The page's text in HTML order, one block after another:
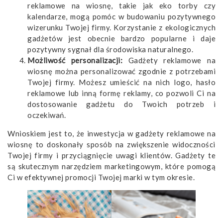
reklamowe na wiosnę, takie jak eko torby czy
kalendarze, mogą pomóc w budowaniu pozytywnego
wizerunku Twojej firmy. Korzystanie z ekologicznych
gadżetów jest obecnie bardzo popularne i daje
pozytywny sygnał dla środowiska naturalnego.
Możliwość personalizacji: Gadżety reklamowe na
wiosnę można personalizować zgodnie z potrzebami
Twojej firmy. Możesz umieścić na nich logo, hasło
reklamowe lub inną formę reklamy, co pozwoli Ci na
dostosowanie gadżetu do Twoich potrzeb i
oczekiwań.
Wnioskiem jest to, że inwestycja w gadżety reklamowe na
wiosnę to doskonały sposób na zwiększenie widoczności
Twojej firmy i przyciągnięcie uwagi klientów. Gadżety te
są skutecznym narzędziem marketingowym, które pomogą
Ci w efektywnej promocji Twojej marki w tym okresie.